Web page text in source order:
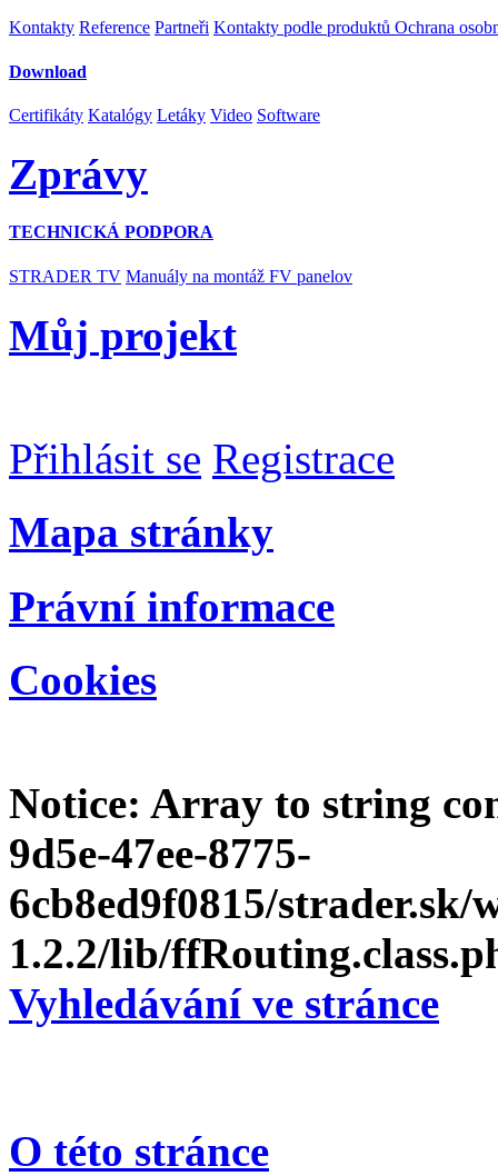
Kontakty Reference Partneři Kontakty podle produktů Ochrana
Download
Certifikáty Katalógy Letáky Video Software
Zprávy
TECHNICKÁ PODPORA
STRADER TV Manuály na montáž FV panelov
Můj projekt
Přihlásit se Registrace
Mapa stránky
Právní informace
Cookies
Notice: Array to string
9d5e-47ee-8775-
6cb8ed9f0815/
1.2.2/lib/
Vyhledávání ve stránce
O této stránce